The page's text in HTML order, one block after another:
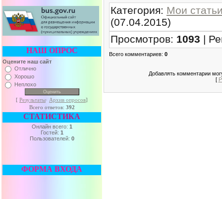
НАШ ОПРОС
Оцените наш сайт
Отлично
Хорошо
Неплохо
[ Результаты· Архив опросов]
Всего ответов: 392
СТАТИСТИКА
Онлайн всего: 1
Гостей: 1
Пользователей: 0
ФОРМА ВХОДА
Категория: Мои
(07.04.2015)
Просмотров: 1093 |
Всего комментариев: 0
Добавлять комментарии
[